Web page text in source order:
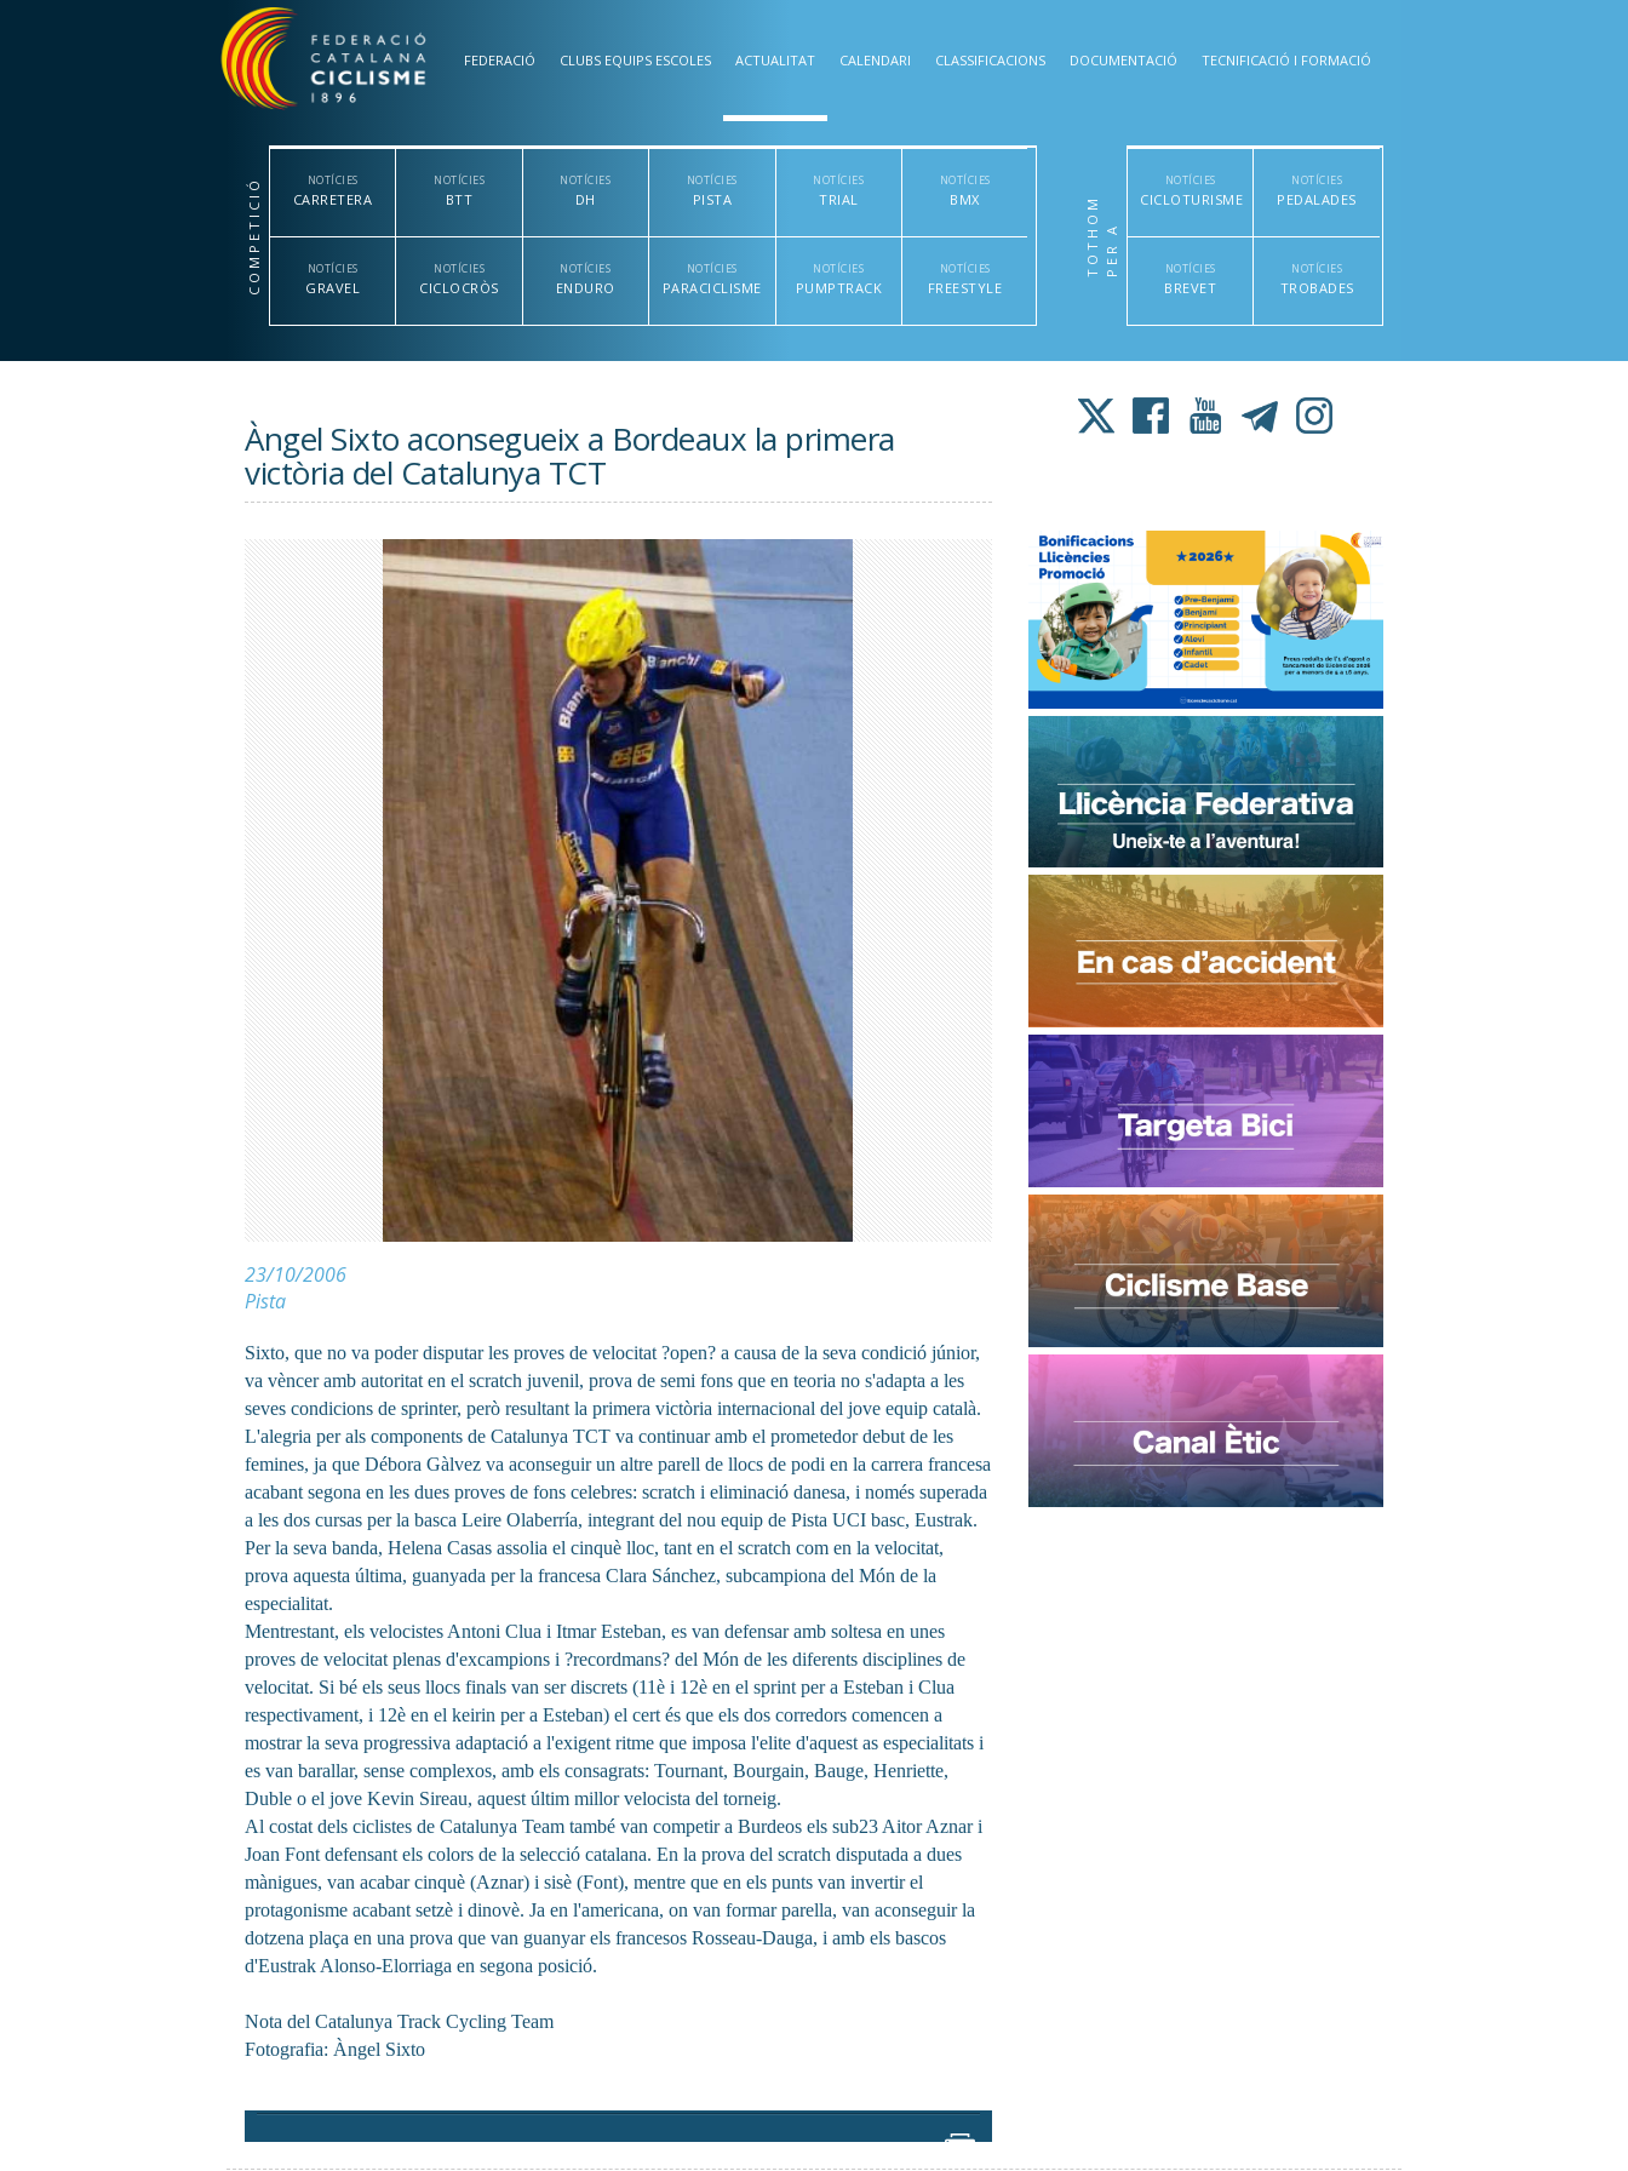
FEDERACIÓ CLUBS EQUIPS ESCOLES ACTUALITAT CALENDARI CLASSIFICACIONS DOCUMENTACIÓ TECNIFICACIÓ I FORMACIÓ
COMPETICIÓ NOTÍCIES
CARRETERA
NOTÍCIES
BTT
NOTÍCIES
DH
NOTÍCIES
PISTA
NOTÍCIES
TRIAL
NOTÍCIES
BMX
NOTÍCIES
GRAVEL
NOTÍCIES
CICLOCRÒS
NOTÍCIES
ENDURO
NOTÍCIES
PARACICLISME
NOTÍCIES
PUMPTRACK
NOTÍCIES
FREESTYLE
P
E
R
A
T
O
T
H
O
M
NOTÍCIES
CICLOTURISME
NOTÍCIES
PEDALADES
NOTÍCIES
BREVET
NOTÍCIES
TROBADES
Àngel Sixto aconsegueix a Bordeaux la primera
victòria del Catalunya TCT
23/10/2006
Pista
Sixto, que no va poder disputar les proves de velocitat ?open? a causa de la seva condició júnior,
va vèncer amb autoritat en el scratch juvenil, prova de semi fons que en teoria no s'adapta a les
seves condicions de sprinter, però resultant la primera victòria internacional del jove equip català.
L'alegria per als components de Catalunya TCT va continuar amb el prometedor debut de les
femines, ja que Débora Gàlvez va aconseguir un altre parell de llocs de podi en la carrera francesa
acabant segona en les dues proves de fons celebres: scratch i eliminació danesa, i només superada
a les dos cursas per la basca Leire Olaberría, integrant del nou equip de Pista UCI basc, Eustrak.
Per la seva banda, Helena Casas assolia el cinquè lloc, tant en el scratch com en la velocitat,
prova aquesta última, guanyada per la francesa Clara Sánchez, subcampiona del Món de la
especialitat.
Mentrestant, els velocistes Antoni Clua i Itmar Esteban, es van defensar amb soltesa en unes
proves de velocitat plenas d'excampions i ?recordmans? del Món de les diferents disciplines de
velocitat. Si bé els seus llocs finals van ser discrets (11è i 12è en el sprint per a Esteban i Clua
respectivament, i 12è en el keirin per a Esteban) el cert és que els dos corredors comencen a
mostrar la seva progressiva adaptació a l'exigent ritme que imposa l'elite d'aquest as especialitats i
es van barallar, sense complexos, amb els consagrats: Tournant, Bourgain, Bauge, Henriette,
Duble o el jove Kevin Sireau, aquest últim millor velocista del torneig.
Al costat dels ciclistes de Catalunya Team també van competir a Burdeos els sub23 Aitor Aznar i
Joan Font defensant els colors de la selecció catalana. En la prova del scratch disputada a dues
mànigues, van acabar cinquè (Aznar) i sisè (Font), mentre que en els punts van invertir el
protagonisme acabant setzè i dinovè. Ja en l'americana, on van formar parella, van aconseguir la
dotzena plaça en una prova que van guanyar els francesos Rosseau-Dauga, i amb els bascos
d'Eustrak Alonso-Elorriaga en segona posició.
Nota del Catalunya Track Cycling Team
Fotografia: Àngel Sixto